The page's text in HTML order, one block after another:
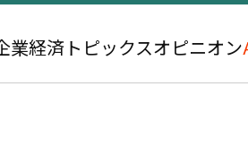
業経済 トピックスオピニオン